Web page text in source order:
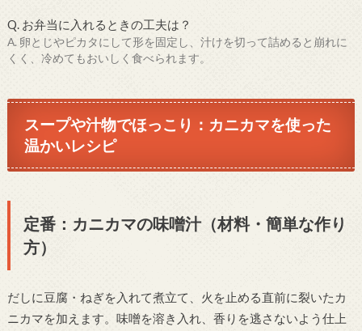
Q. お弁当に入れるときの工夫は？
A. 卵とじやピカタにして形を固定し、汁けを切って詰めると崩れに
くく、冷めてもおいしく食べられます。
スープや汁物でほっこり：カニカマを使った
温かいレシピ
定番：カニカマの味噌汁（材料・簡単な作り
方）
だしに豆腐・ねぎを入れて煮立て、火を止める直前に裂いたカ
ニカマを加えます。味噌を溶き入れ、香りを逃さないよう仕上